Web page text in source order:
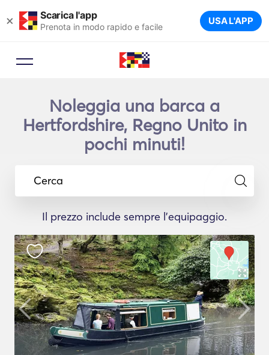
× Scarica l'app
Prenota in modo rapido e facile USA L'APP
Noleggia una barca a
Hertfordshire, Regno Unito in
pochi minuti!
Cerca
Il prezzo include sempre l'equipaggio.